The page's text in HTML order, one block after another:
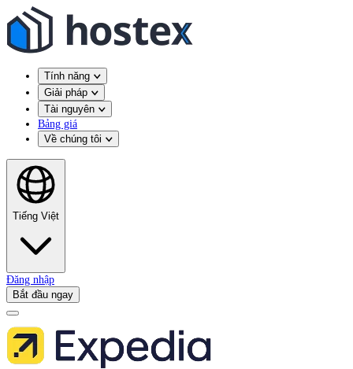
Tính năng
Giải pháp
Tài nguyên
Bảng giá
Về chúng tôi
Tiếng Việt
Đăng nhập
Bắt đầu ngay